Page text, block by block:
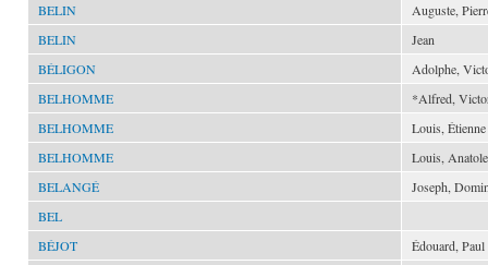
BELIN
Auguste,
BELIN
Jean
BÉLIGON
Adolphe,
BELHOMME
*Alfred,
BELHOMME
Louis, Étienne
BELHOMME
Louis, Anatole
BELANGÉ
Joseph,
BEL
BÉJOT
Édouard, Paul